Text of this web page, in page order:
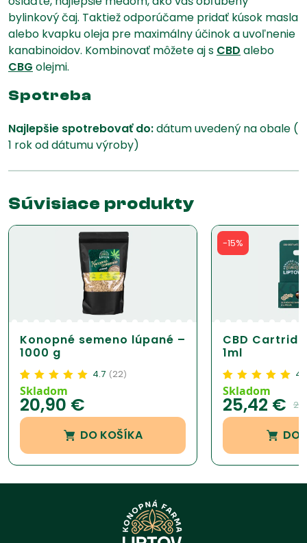
bylinkový čaj. Taktiež odporúčame pridať kúsok masla
alebo kvapku oleja pre maximálny účinok a uvoľnenie
kanabinoidov. Kombinovať môžete aj s CBD alebo
CBG olejmi.
Spotreba
Najlepšie spotrebovať do:dátum uvedený na obale (
1 rok od dátumu výroby)
Súvisiace produkty
Konopné semeno lúpané –
1000 g
Hodnotenie4.73
z 5 na základe
22
zákazníckej
4.7 (22)
Skladom
20,90 €
DO KOŠÍKA
-15%
CBD
1ml
Hodnotenie4.94
5 na základe
9
zákazníckej
Skladom
25,42 €
DO